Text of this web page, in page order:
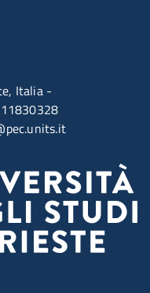
Italia -